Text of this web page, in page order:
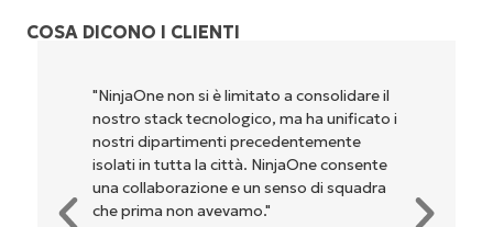
COSA DICONO I CLIENTI
"NinjaOne permette alla nostra azienda, ai
proprietari e agli operatori con cui
lavoriamo, di essere più redditizi. È un
vantaggio per tutti."
Rory McCune